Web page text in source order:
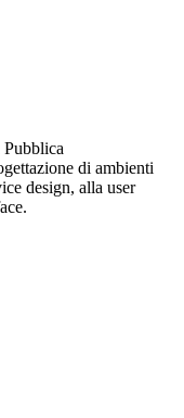
di ambienti
design, alla user